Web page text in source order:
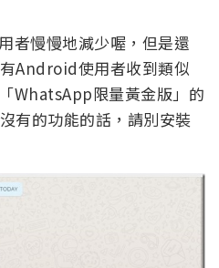
者慢慢地減少喔，但是還
Android使用者收到類似
WhatsApp限量黃金版」的
有的功能的話，請別安裝